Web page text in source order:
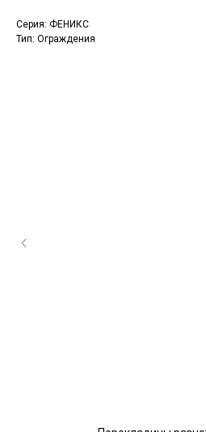
Серия: ФЕНИКС
Тип: Ограждения